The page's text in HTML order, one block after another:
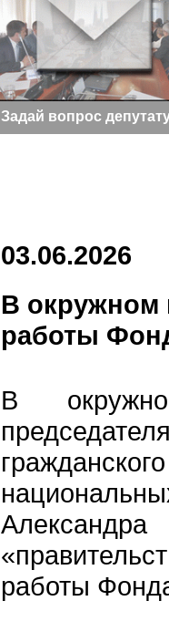
Задай вопрос
03.06.2026
В окружном
работы
В
работы